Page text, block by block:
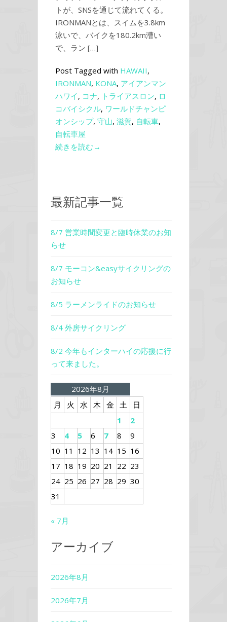
トが、SNSを通じて流れてくる。
IRONMANとは、スイムを3.8km
泳いで、バイクを180.2km漕い
で、ラン […]
Post Tagged with HAWAII,
IRONMAN, KONA, アイアンマン
ハワイ, コナ, トライアスロン, ロ
コバイシクル, ワールドチャンピ
オンシップ, 守山, 滋賀, 自転車,
自転車屋
続きを読む→
最新記事一覧
8/7 営業時間変更と臨時休業のお知
らせ
8/7 モーコン&easyサイクリングの
お知らせ
8/5 ラーメンライドのお知らせ
8/4 外房サイクリング
8/2 今年もインターハイの応援に行
って来ました。
2026年8月
月
火 水 木 金 土
日
1
2
3
4 5 6 7 8
9
10 11 12 13 14 15 16
17 18 19 20 21 22 23
24 25 26 27 28 29 30
31
« 7月
アーカイブ
2026年8月
2026年7月